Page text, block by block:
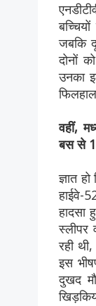
जबकि
दोनों
उनका
वहीं,
बस से
ज्ञात
हाईवे-
हादसा
स्लीपर
रही
इस
दुखद